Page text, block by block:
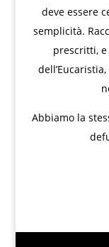
deve essere
semplicità.
prescritti,
Abbiamo la